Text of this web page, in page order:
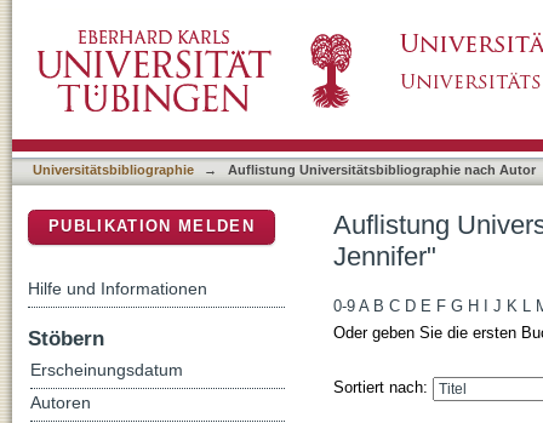
Universitätsbibliographie → Auflistung Universitätsbibliographie nach Autor
Auflistung
Jennifer"
0-9 A B C D E F G H J K L
Oder geben Sie die ersten
Sortiert nach:
PUBLIKATION MELDEN
Hilfe und Informationen
Stöbern
Erscheinungsdatum
Autoren